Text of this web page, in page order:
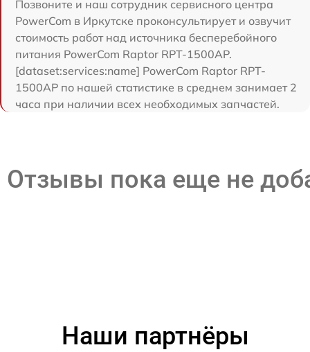
Позвоните и наш сотрудник сервисного центра
PowerCom в Иркутске проконсультирует и озвучит
стоимость работ над источника бесперебойного
питания PowerCom Raptor RPT-1500AP.
[dataset:services:name] PowerCom Raptor RPT-
1500AP по нашей статистике в среднем занимает 2
часа при наличии всех необходимых запчастей.
Отзывы пока еще не
Наши партнёры